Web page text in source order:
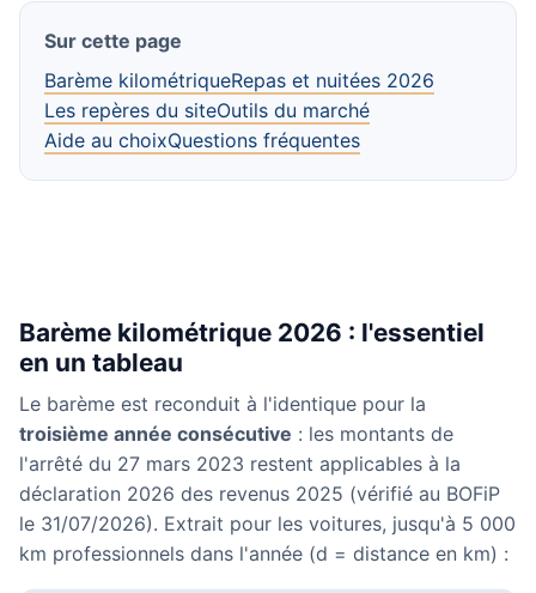
Sur cette page
Barème kilométriqueRepas et nuitées 2026
Les repères du siteOutils du marché
Aide au choixQuestions fréquentes
Barème kilométrique 2026 : l'essentiel
en un tableau
Le barème est reconduit à l'identique pour la
troisième année consécutive : les montants de
l'arrêté du 27 mars 2023 restent applicables à la
déclaration 2026 des revenus 2025 (vérifié au BOFiP
le 31/07/2026). Extrait pour les voitures, jusqu'à 5 000
km professionnels dans l'année (d = distance en km) :